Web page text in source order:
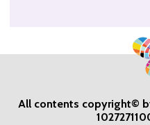
All contents copyright©